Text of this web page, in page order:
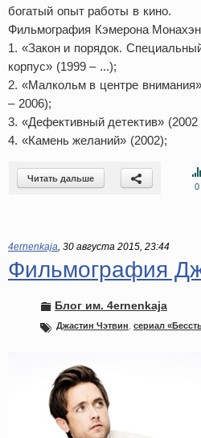
богатый опыт работы в кино.
Фильмография Кэмерона
1. «Закон и порядок.
корпус» (1999 – ...);
2. «Малкольм в центре
– 2006);
3. «Дефективный детектив» (2002
4. «Камень желаний» (2002);
Читать дальше
0
4ernenkaja, 30 августа 2015, 23:44
Фильмография
Блог им. 4ernenkaja
Джастин Чэтвин сериал